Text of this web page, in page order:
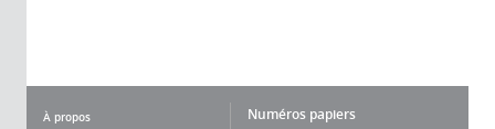
À propos
Numéros papiers